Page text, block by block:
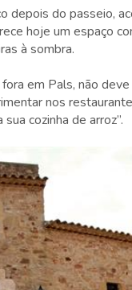
depois do passeio,
hoje um espaço
à sombra.
em Pals, não
nos
cozinha de arroz”.